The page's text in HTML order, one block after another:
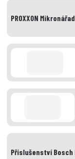
PROXXON
Příslušenství Bosch